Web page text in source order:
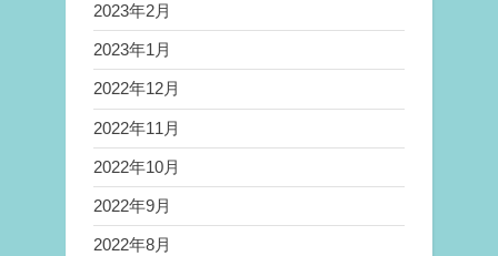
2023年2月
2023年1月
2022年12月
2022年11月
2022年10月
2022年9月
2022年8月